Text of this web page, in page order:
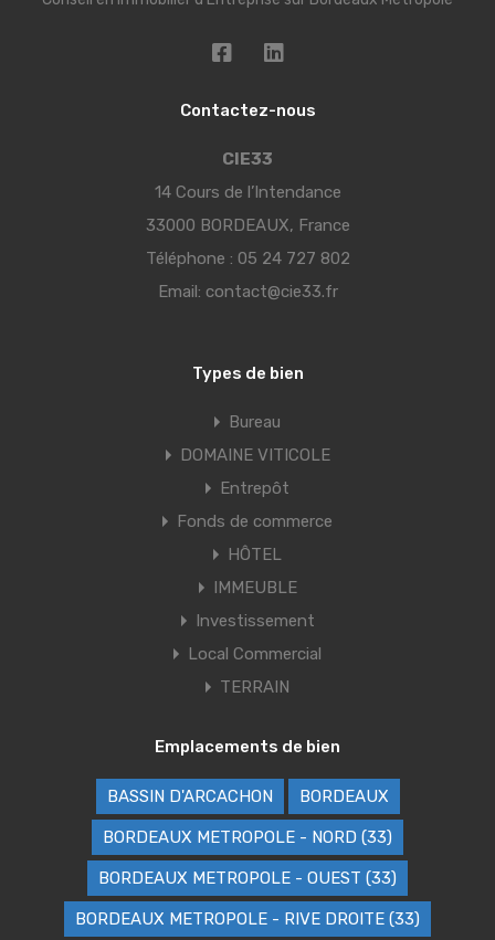
Contactez-nous
CIE33
14 Cours de l’Intendance
33000 BORDEAUX, France
Téléphone : 05 24 727 802
Email: contact@cie33.fr
Types de bien
Bureau
DOMAINE VITICOLE
Entrepôt
Fonds de commerce
HÔTEL
IMMEUBLE
Investissement
Local Commercial
TERRAIN
Emplacements de bien
BASSIN D'ARCACHON BORDEAUX
BORDEAUX METROPOLE - NORD (33)
BORDEAUX METROPOLE - OUEST (33)
BORDEAUX METROPOLE - RIVE DROITE (33)